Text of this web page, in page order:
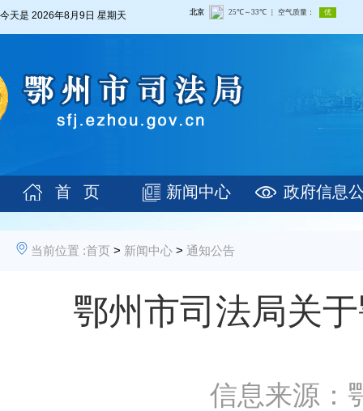
今天是 2026年8月9日 星期天
首 页 新闻中心 政府信息
当前位置 :首页 > 新闻中心 > 通知公告
鄂州市司法局关
信息来源：